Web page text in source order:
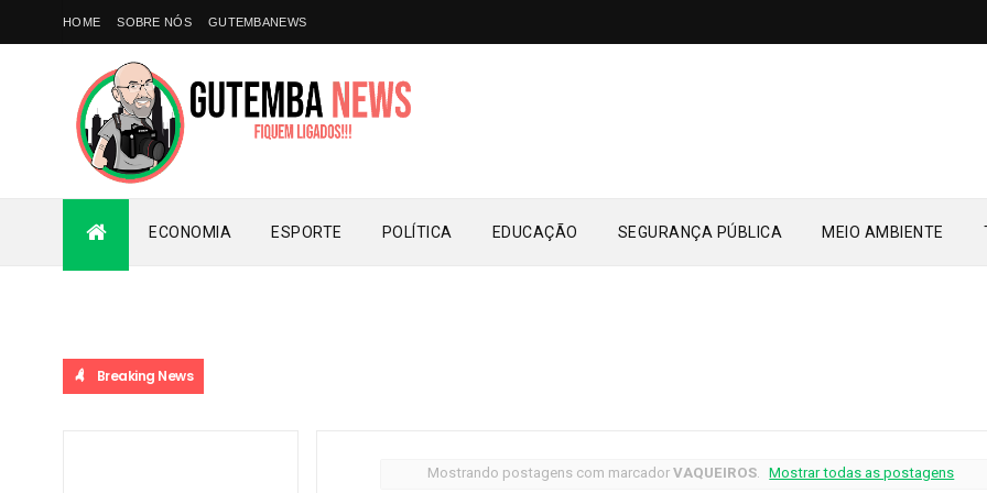
HOME SOBRE NÓS GUTEMBANEWS
ECONOMIA ESPORTE POLÍTICA EDUCAÇÃO SEGURANÇA PÚBLICA MEIO AMBIENTE
Breaking News
Mostrando postagens com marcadorVAQUEIROS Mostrar todas as postagens